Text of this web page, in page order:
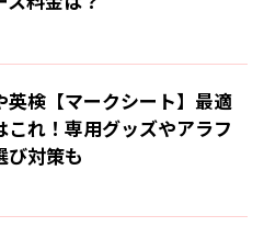
英検【マークシート】最適
これ！専用グッズやアラフ
び対策も